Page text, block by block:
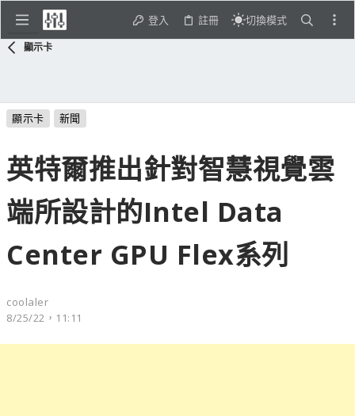
登入 註冊 切換模式
顯示卡
顯示卡 新聞
英特爾推出針對智慧視覺雲
端所設計的Intel Data
Center GPU Flex系列
coolaler
8/25/22，11:11